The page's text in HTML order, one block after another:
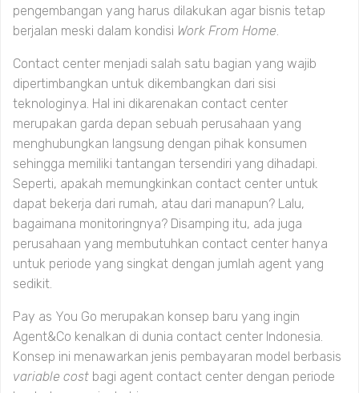
pengembangan yang harus dilakukan agar bisnis tetap
berjalan meski dalam kondisi Work From Home
Contact center menjadi salah satu bagian yang wajib
dipertimbangkan untuk dikembangkan dari sisi
teknologinya. Hal ini dikarenakan contact center
merupakan garda depan sebuah perusahaan yang
menghubungkan langsung dengan pihak konsumen
sehingga memiliki tantangan tersendiri yang dihadapi.
Seperti, apakah memungkinkan contact center untuk
dapat bekerja dari rumah, atau dari manapun? Lalu,
bagaimana monitoringnya? Disamping itu, ada juga
perusahaan yang membutuhkan contact center hanya
untuk periode yang singkat dengan jumlah agent yang
sedikit.
Pay as You Go merupakan konsep baru yang ingin
Agent&Co kenalkan di dunia contact center Indonesia.
Konsep ini menawarkan jenis pembayaran model berbasis
variable cost bagi agent contact center dengan periode